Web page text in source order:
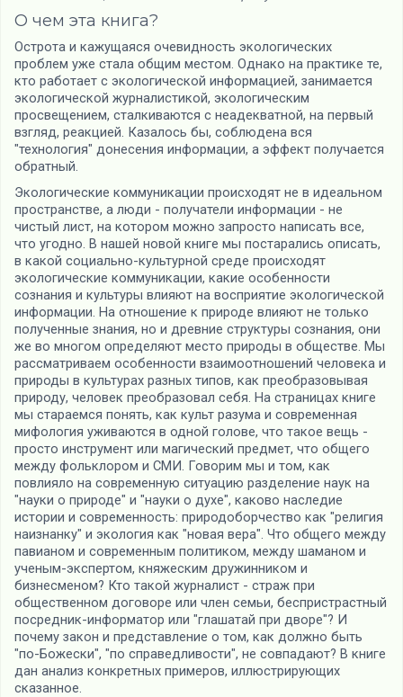
О чем эта книга?
Острота и кажущаяся очевидность экологических
проблем уже стала общим местом. Однако на практике те,
кто работает с экологической информацией, занимается
экологической журналистикой, экологическим
просвещением, сталкиваются с неадекватной, на первый
взгляд, реакцией. Казалось бы, соблюдена вся
"технология" донесения информации, а эффект получается
обратный.
Экологические коммуникации происходят не в идеальном
пространстве, а люди - получатели информации - не
чистый лист, на котором можно запросто написать все,
что угодно. В нашей новой книге мы постарались описать,
в какой социально-культурной среде происходят
экологические коммуникации, какие особенности
сознания и культуры влияют на восприятие экологической
информации. На отношение к природе влияют не только
полученные знания, но и древние структуры сознания, они
же во многом определяют место природы в обществе. Мы
рассматриваем особенности взаимоотношений человека и
природы в культурах разных типов, как преобразовывая
природу, человек преобразовал себя. На страницах книге
мы стараемся понять, как культ разума и современная
мифология уживаются в одной голове, что такое вещь -
просто инструмент или магический предмет, что общего
между фольклором и СМИ. Говорим мы и том, как
повлияло на современную ситуацию разделение наук на
"науки о природе" и "науки о духе", каково наследие
истории и современность: природоборчество как "религия
наизнанку" и экология как "новая вера". Что общего между
павианом и современным политиком, между шаманом и
ученым-экспертом, княжеским дружинником и
бизнесменом? Кто такой журналист - страж при
общественном договоре или член семьи, беспристрастный
посредник-информатор или "глашатай при дворе"? И
почему закон и представление о том, как должно быть
"по-Божески", "по справедливости", не совпадают? В книге
дан анализ конкретных примеров, иллюстрирующих
сказанное.